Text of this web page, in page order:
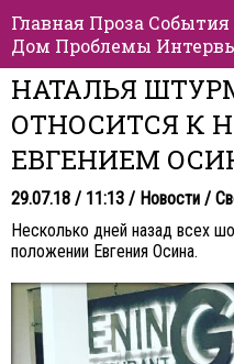
Главная Проза События
Дом Проблемы
НАТАЛЬЯ
ОТНОСИТСЯ К
ЕВГЕНИЕМ
29.07.18 / 11:13 / Новости /
Несколько дней назад всех
положении Евгения Осина.